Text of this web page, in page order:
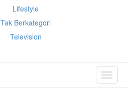
Lifestyle
Tak Berkategori
Television
TOGGLE